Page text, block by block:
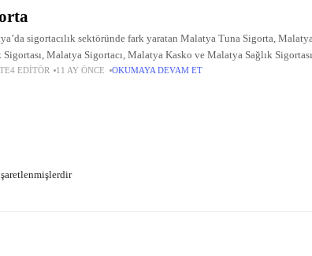
sigortacılık sektöründe fark yaratan Malatya Tuna Sigorta,
Malatya Sigortacı, Malatya Kasko ve Malatya Sağlık Sigortası
müşterilerinin yanında. Geniş ürün yelpazesi ve müşteri odaklı
EDITÖR 11 AY ÖNCE OKUMAYA DEVAM ET